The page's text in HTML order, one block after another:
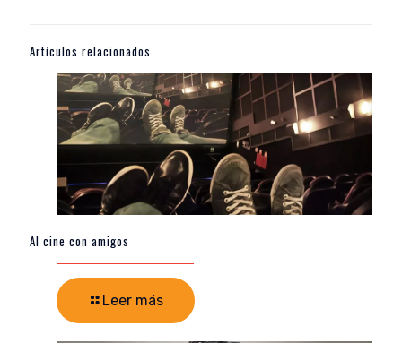
Artículos relacionados
Al cine con amigos
Leer más